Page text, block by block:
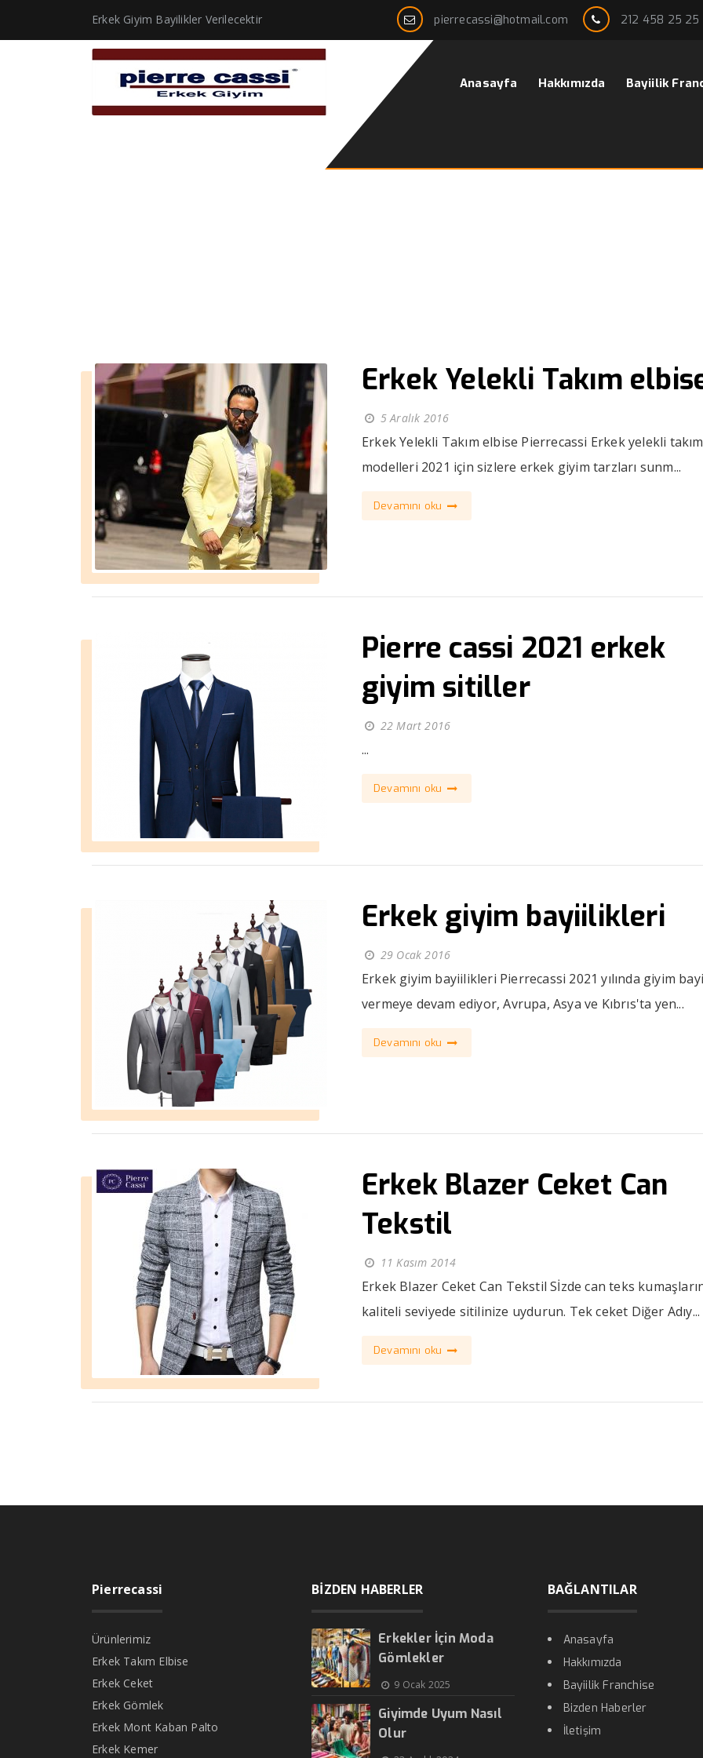
Erkek Giyim Bayilikler Verilecektir pierrecassi@hotmail.com 212 458 25 25
Anasayfa Hakkımızda Bayiilik
Erkek Yelekli Takım
5 Aralık 2016
Erkek Yelekli Takım elbise Pierrecassi Erkek yelekli
modelleri 2021 için sizlere erkek giyim tarzları sunm...
Devamını oku
Pierre cassi 2021 erkek
giyim sitiller
22 Mart 2016
...
Devamını oku
Erkek giyim bayiilikleri
29 Ocak 2016
Erkek giyim bayiilikleri Pierrecassi 2021 yılında giyim
vermeye devam ediyor, Avrupa, Asya ve Kıbrıs'ta yen...
Devamını oku
Erkek Blazer Ceket Can
Tekstil
11 Kasım 2014
Erkek Blazer Ceket Can Tekstil Sİzde can teks
kaliteli seviyede sitilinize uydurun. Tek ceket Diğer Adıy...
Devamını oku
Pierrecassi
Ürünlerimiz
Erkek Takım Elbise
Erkek Ceket
Erkek Gömlek
Erkek Mont Kaban Palto
Erkek Kemer
BİZDEN HABERLER
Erkekler İçin Moda
Gömlekler
9 Ocak 2025
Giyimde Uyum Nasıl
Olur
BAĞLANTILAR
Anasayfa
Hakkımızda
Bayiilik Franchise
Bizden Haberler
İletişim